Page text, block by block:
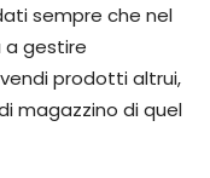
sempre che nel
a gestire
prodotti altrui,
magazzino di quel